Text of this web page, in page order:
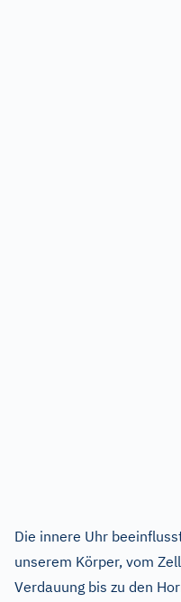
Die innere Uhr
unserem Körper, vom
Verdauung bis zu den